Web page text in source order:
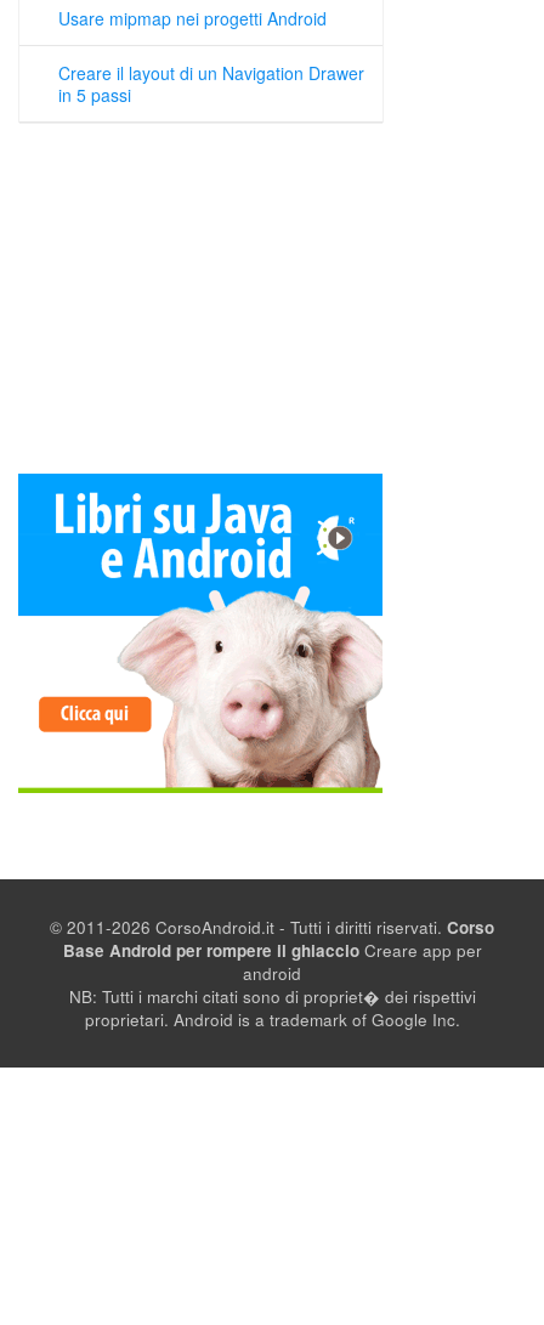
Usare mipmap nei progetti Android
Creare il layout di un Navigation Drawer
in 5 passi
© 2011-2026 CorsoAndroid.it - Tutti i diritti riservati. Corso
Base Android per rompere il ghiaccioCreare app per
android
NB: Tutti i marchi citati sono di propriet� dei rispettivi
proprietari. Android is a trademark of Google Inc.